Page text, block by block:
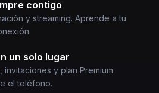
contigo
y streaming. Aprende a tu
un solo lugar
invitaciones y plan Premium
el teléfono.